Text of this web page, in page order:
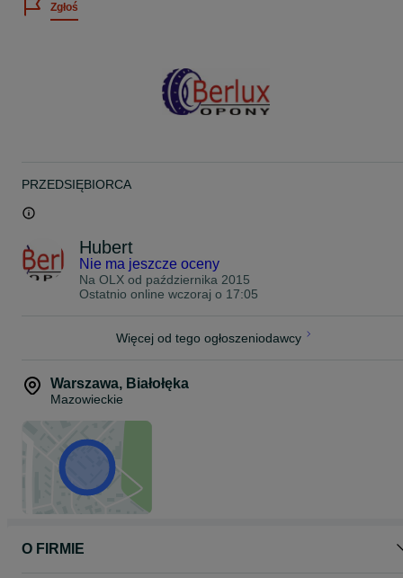
telefonicznym.
03-017 Warszawa Białołęka
Na miejscu posiadamy duży wybór opon nowych i używanych w
atrakcyjnych cenach
428/23H09/3316
Zgłoś
PRZEDSIĘBIORCA
Hubert
Nie ma jeszcze oceny
Na OLX od października 2015
Ostatnio online wczoraj o 17:05
Więcej od tego ogłoszeniodawcy
Warszawa, Białołęka
Mazowieckie
O FIRMIE